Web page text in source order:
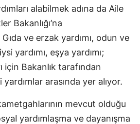
alabilmek adına da Aile
Bakanlığı’na
ve erzak yardımı, odun ve
yardımı, eşya yardımı;
için Bakanlık tarafından
arasında yer alıyor.
mevcut olduğu
yardımlaşma ve dayanışma